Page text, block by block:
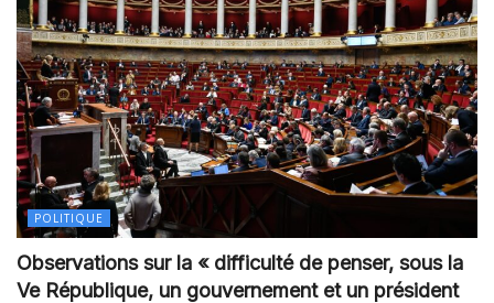
POLITIQUE
Observations sur la « difficulté de penser, sous la
Ve République, un gouvernement et un président